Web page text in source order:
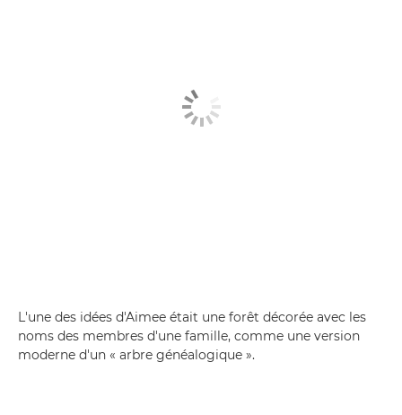
L'une des idées d'Aimee était une forêt décorée avec les
noms des membres d'une famille, comme une version
moderne d'un « arbre généalogique ».